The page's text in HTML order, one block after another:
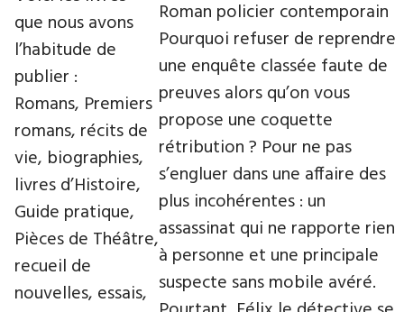
Roman policier contemporain
Pourquoi refuser de reprendre
une enquête classée faute de
preuves alors qu’on vous
propose une coquette
rétribution ? Pour ne pas
s’engluer dans une affaire des
plus incohérentes : un
assassinat qui ne rapporte rien
à personne et une principale
suspecte sans mobile avéré.
que nous avons
l’habitude de
publier :
Romans, Premiers
romans, récits de
vie, biographies,
livres d’Histoire,
Guide pratique,
Pièces de Théâtre,
recueil de
nouvelles, essais,